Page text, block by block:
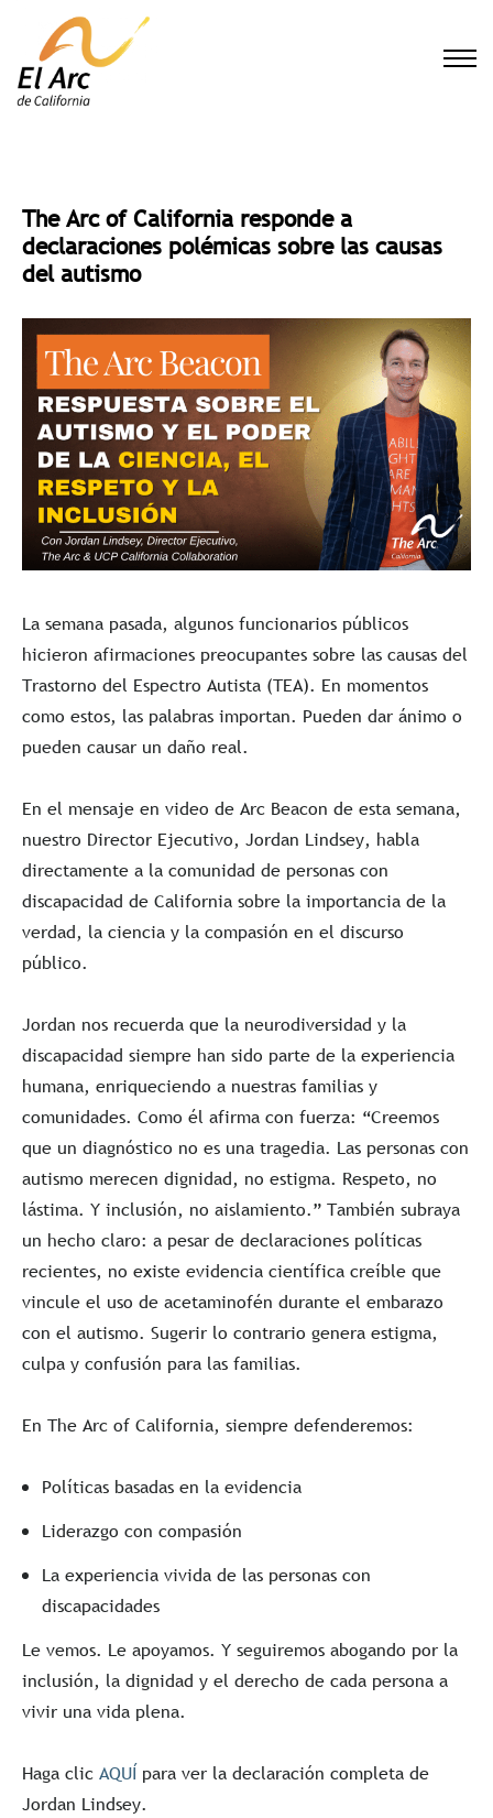
The Arc of California responde a
declaraciones polémicas sobre las causas
del autismo
La semana pasada, algunos funcionarios públicos
hicieron afirmaciones preocupantes sobre las causas del
Trastorno del Espectro Autista (TEA). En momentos
como estos, las palabras importan. Pueden dar ánimo o
pueden causar un daño real.
En el mensaje en video de Arc Beacon de esta semana,
nuestro Director Ejecutivo, Jordan Lindsey, habla
directamente a la comunidad de personas con
discapacidad de California sobre la importancia de la
verdad, la ciencia y la compasión en el discurso
público.
Jordan nos recuerda que la neurodiversidad y la
discapacidad siempre han sido parte de la experiencia
humana, enriqueciendo a nuestras familias y
comunidades. Como él afirma con fuerza: “Creemos
que un diagnóstico no es una tragedia. Las personas con
autismo merecen dignidad, no estigma. Respeto, no
lástima. Y inclusión, no aislamiento.” También subraya
un hecho claro: a pesar de declaraciones políticas
recientes, no existe evidencia científica creíble que
vincule el uso de acetaminofén durante el embarazo
con el autismo. Sugerir lo contrario genera estigma,
culpa y confusión para las familias.
En The Arc of California, siempre defenderemos:
Políticas basadas en la evidencia
Liderazgo con compasión
La experiencia vivida de las personas con
discapacidades
Le vemos. Le apoyamos. Y seguiremos abogando por la
inclusión, la dignidad y el derecho de cada persona a
vivir una vida plena.
Haga clic AQUÍ para ver la declaración completa de
Jordan Lindsey.